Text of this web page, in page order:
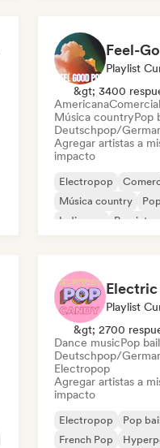
Feel-
Playlist
&gt; 3400
Americana
Música countryPop
Deutschpop/
Agregar artistas a
impacto
Electropop
Música country
Indie pop
Pop
Playlist
&gt; 2700
Dance musicPop
Deutschpop/
Electropop
Agregar artistas a
impacto
Electropop Pop
French Pop